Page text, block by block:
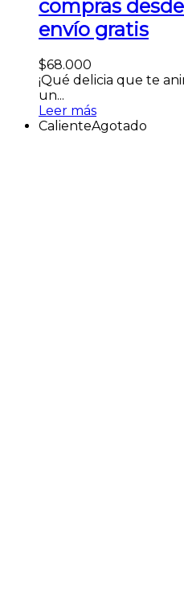
compras
envío gratis
$68.000
¡Qué delicia que te
un...
Leer más
CalienteAgotado